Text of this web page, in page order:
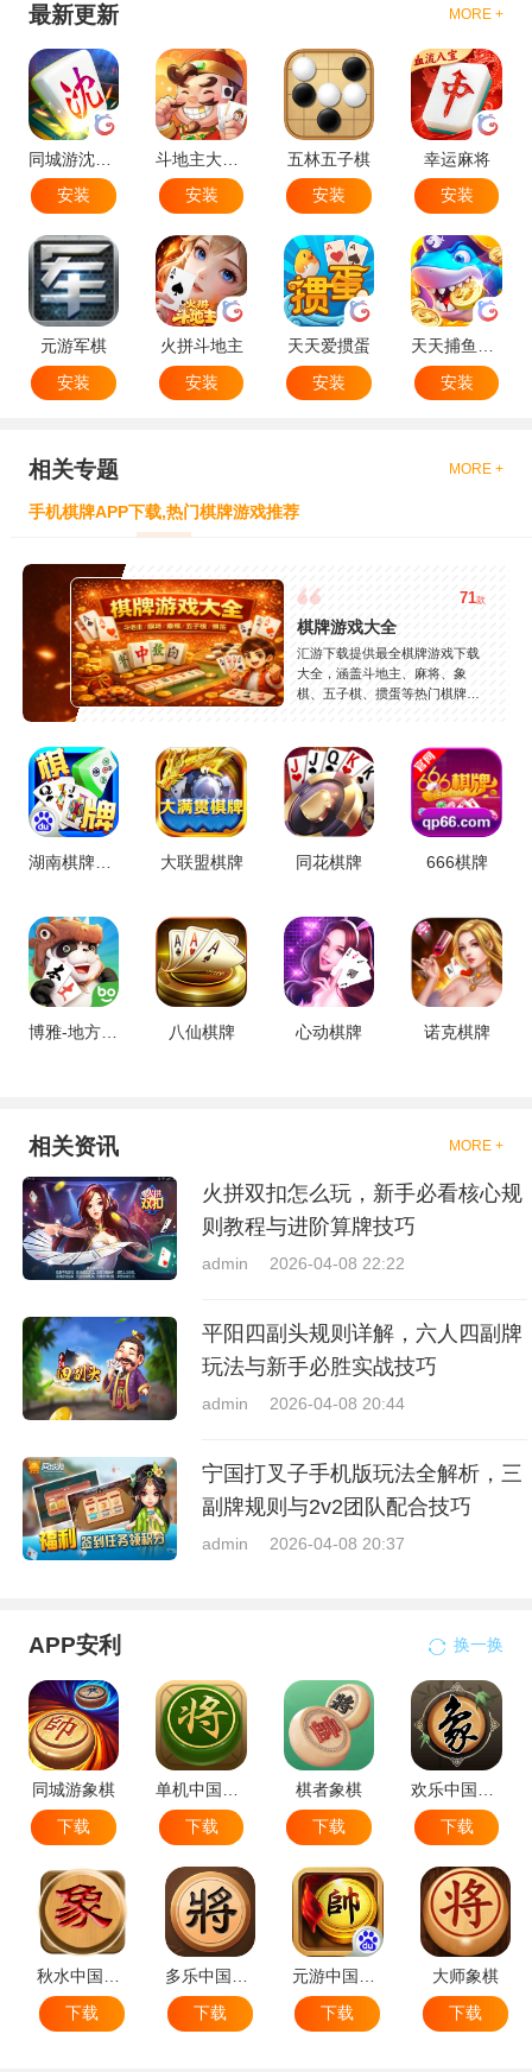
最新更新 MORE +
同城游沈阳麻将
安装
安装
五林五子棋
安装
幸运麻将
安装
元游军棋
安装
火拼斗地主
安装
天天爱掼蛋
安装
安装
相关专题 MORE +
手机棋牌APP下载,热门棋牌游戏推荐
71款
棋牌游戏大全
汇游下载提供最全棋牌游戏下载
大全，涵盖斗地主、麻将、象
棋、五子棋、掼蛋等热门棋牌玩
玩的手机棋牌游戏。
湖南棋牌合集 大联盟棋牌 同花棋牌 666棋牌
博雅-地方棋牌 八仙棋牌 心动棋牌 诺克棋牌
相关资讯 MORE +
火拼双扣怎么玩，新手必看核心规
则教程与进阶算牌技巧
admin 2026-04-08 22:22
平阳四副头规则详解，六人四副牌
玩法与新手必胜实战技巧
admin 2026-04-08 20:44
宁国打叉子手机版玩法全解析，三
副牌规则与2v2团队配合技巧
admin 2026-04-08 20:37
APP安利 换一换
同城游象棋
下载
单机中国象棋
下载
棋者象棋
下载
欢乐中国象棋
下载
秋水中国象棋
下载
多乐中国象棋
下载
元游中国象棋
下载
大师象棋
下载